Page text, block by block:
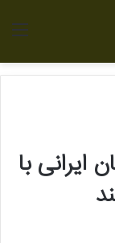
ایرانی با